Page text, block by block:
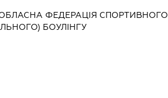
ФЕДЕРАЦІЯ СПОРТИВНОГО
БОУЛІНГУ